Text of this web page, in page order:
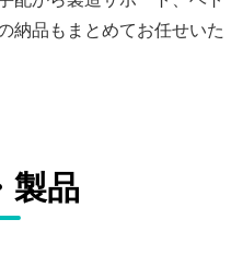
納品もまとめてお任せいた
製品